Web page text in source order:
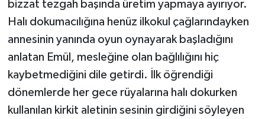
bizzat tezgah başında üretim yapmaya ayırıyor.
Halı dokumacılığına henüz ilkokul çağlarındayken
annesinin yanında oyun oynayarak başladığını
anlatan Emül, mesleğine olan bağlılığını hiç
kaybetmediğini dile getirdi. İlk öğrendiği
dönemlerde her gece rüyalarına halı dokurken
kullanılan kirkit aletinin sesinin girdiğini söyleyen